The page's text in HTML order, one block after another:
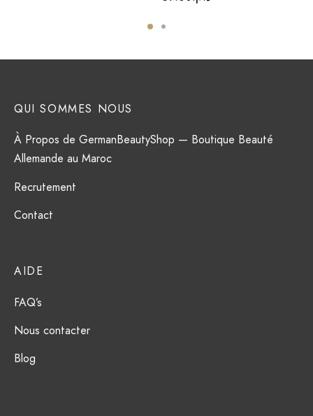
AIDE
FAQ’s
Nous contacter
Blog
QUI SOMMES NOUS
À Propos de GermanBeautyShop — Boutique Beauté
Allemande au Maroc
Recrutement
Contact